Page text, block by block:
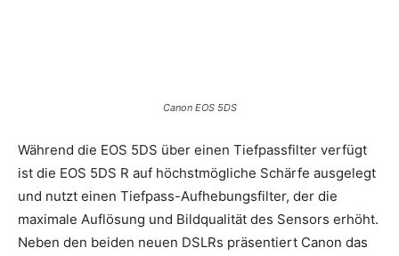
Canon EOS 5DS
Während die EOS 5DS über einen Tiefpassfilter verfügt
ist die EOS 5DS R auf höchstmögliche Schärfe ausgelegt
und nutzt einen Tiefpass-Aufhebungsfilter, der die
maximale Auflösung und Bildqualität des Sensors erhöht.
Neben den beiden neuen DSLRs präsentiert Canon das